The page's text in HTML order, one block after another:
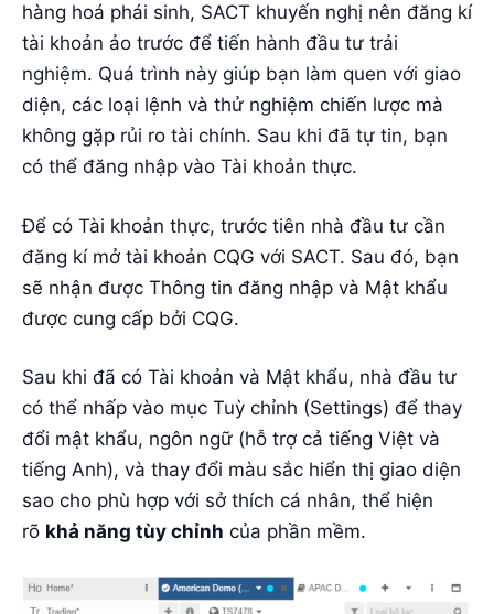
hàng hoá phái sinh, SACT khuyến nghị nên đăng kí
tài khoản ảo trước để tiến hành đầu tư trải
nghiệm. Quá trình này giúp bạn làm quen với giao
diện, các loại lệnh và thử nghiệm chiến lược mà
không gặp rủi ro tài chính. Sau khi đã tự tin, bạn
có thể đăng nhập vào Tài khoản thực.
Để có Tài khoản thực, trước tiên nhà đầu tư cần
đăng kí mở tài khoản CQG với SACT. Sau đó, bạn
sẽ nhận được Thông tin đăng nhập và Mật khẩu
được cung cấp bởi CQG.
Sau khi đã có Tài khoản và Mật khẩu, nhà đầu tư
có thể nhấp vào mục Tuỳ chỉnh (Settings) để thay
đổi mật khẩu, ngôn ngữ (hỗ trợ cả tiếng Việt và
tiếng Anh), và thay đổi màu sắc hiển thị giao diện
sao cho phù hợp với sở thích cá nhân, thể hiện
rõ khả năng tùy chỉnh của phần mềm.